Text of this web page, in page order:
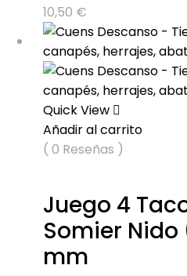
10,50 €
Quick View
Añadir al carrito
( 0 Reseñas )
Juego 4
Somier Nido
mm